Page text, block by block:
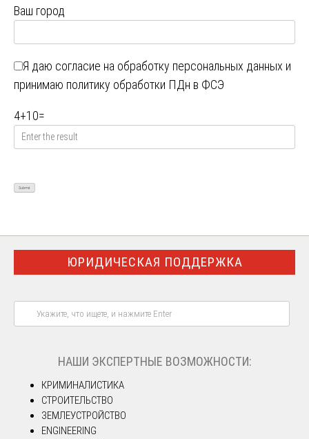
Ваш город
Я даю согласие на обработку персональных данных и
принимаю политику обработки ПДн в ФСЭ
4+10=
ЮРИДИЧЕСКАЯ ПОДДЕРЖКА
НАШИ ЭКСПЕРТНЫЕ ВОЗМОЖНОСТИ:
КРИМИНАЛИСТИКА
СТРОИТЕЛЬСТВО
ЗЕМЛЕУСТРОЙСТВО
ENGINEERING